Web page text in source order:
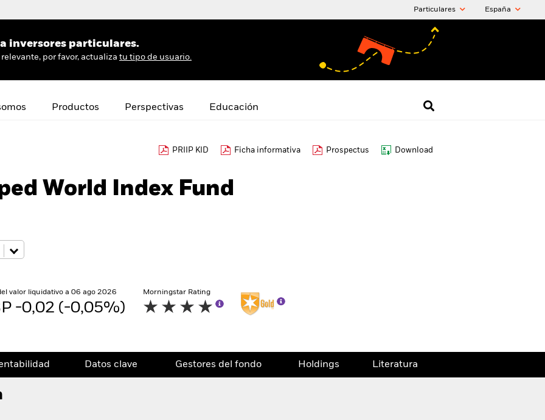
Particulares España
inversores particulares.
por favor, actualiza tu tipo de usuario.
Productos Perspectivas Educación
PRIIP KID Ficha informativa Prospectus Download
World Index Fund
valor liquidativo a 06 ago 2026
-0,02 (-0,05%)
Morningstar Rating
Datos clave Gestores del fondo Holdings Literatura